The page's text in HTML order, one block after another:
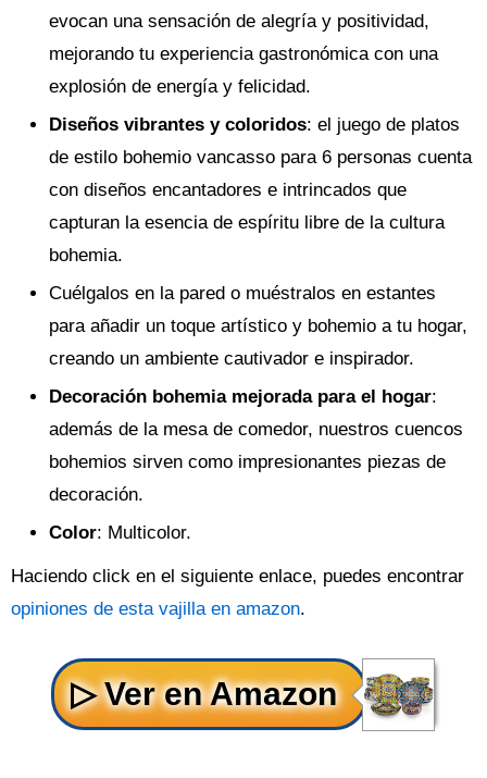
evocan una sensación de alegría y positividad,
mejorando tu experiencia gastronómica con una
explosión de energía y felicidad.
Diseños vibrantes y coloridos: el juego de platos
de estilo bohemio vancasso para 6 personas cuenta
con diseños encantadores e intrincados que
capturan la esencia de espíritu libre de la cultura
bohemia.
Cuélgalos en la pared o muéstralos en estantes
para añadir un toque artístico y bohemio a tu hogar,
creando un ambiente cautivador e inspirador.
Decoración bohemia mejorada para el hogar:
además de la mesa de comedor, nuestros cuencos
bohemios sirven como impresionantes piezas de
decoración.
Color: Multicolor.
Haciendo click en el siguiente enlace, puedes encontrar
opiniones de esta vajilla en amazon.